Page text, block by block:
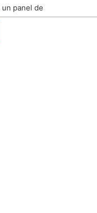
Yamaha
panel de
Chrysler